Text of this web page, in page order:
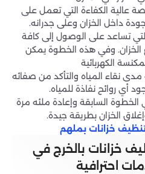
عالية الكفاءة التي تعمل على
داخل الخزان وعلى جدرانه.
التي تساعد على الوصول إلى كافة
الخزان. وفي هذه الخطوة يمكن
الكهربائية
مدى نقاء المياه والتأكد من صفائه
أي روائح نفاذة للمياه.
الخطوة السابقة وإعادة ملئه مرة
الخزان بطريقة جيدة.
خزانات بملهم
خزانات بالخرج في
احترافية